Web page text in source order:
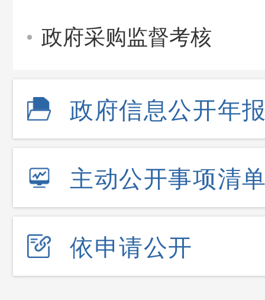
政府采购监督考核
政府信息公开年
主动公开事项清
依申请公开